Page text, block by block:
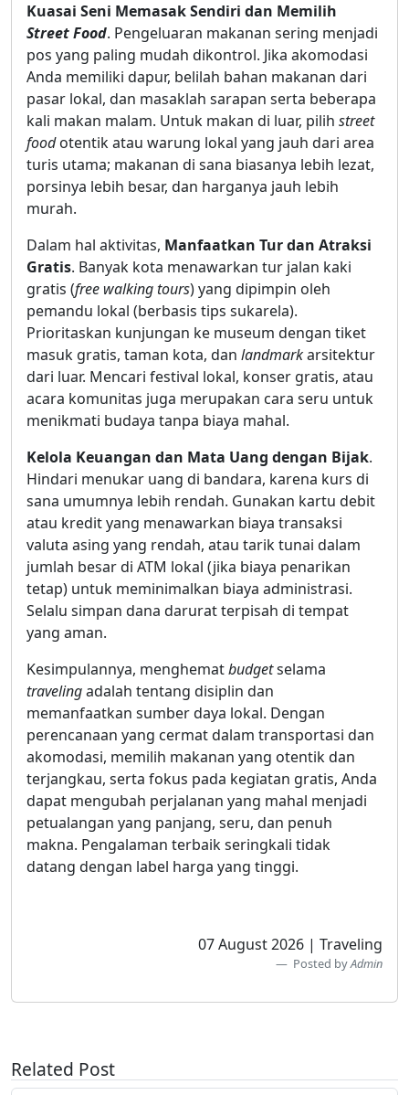
Kuasai Seni Memasak Sendiri dan Memilih
Street Food. Pengeluaran makanan sering menjadi
pos yang paling mudah dikontrol. Jika akomodasi
Anda memiliki dapur, belilah bahan makanan dari
pasar lokal, dan masaklah sarapan serta beberapa
kali makan malam. Untuk makan di luar, pilih street
foodotentik atau warung lokal yang jauh dari area
turis utama; makanan di sana biasanya lebih lezat,
porsinya lebih besar, dan harganya jauh lebih
murah.
Dalam hal aktivitas, Manfaatkan Tur dan Atraksi
Gratis. Banyak kota menawarkan tur jalan kaki
gratis (free walking tours) yang dipimpin oleh
pemandu lokal (berbasis tips sukarela).
Prioritaskan kunjungan ke museum dengan tiket
masuk gratis, taman kota, dan landmarkarsitektur
dari luar. Mencari festival lokal, konser gratis, atau
acara komunitas juga merupakan cara seru untuk
menikmati budaya tanpa biaya mahal.
Kelola Keuangan dan Mata Uang dengan Bijak.
Hindari menukar uang di bandara, karena kurs di
sana umumnya lebih rendah. Gunakan kartu debit
atau kredit yang menawarkan biaya transaksi
valuta asing yang rendah, atau tarik tunai dalam
jumlah besar di ATM lokal (jika biaya penarikan
tetap) untuk meminimalkan biaya administrasi.
Selalu simpan dana darurat terpisah di tempat
yang aman.
Kesimpulannya, menghematbudgetselama
travelingadalah tentang disiplin dan
memanfaatkan sumber daya lokal. Dengan
perencanaan yang cermat dalam transportasi dan
akomodasi, memilih makanan yang otentik dan
terjangkau, serta fokus pada kegiatan gratis, Anda
dapat mengubah perjalanan yang mahal menjadi
petualangan yang panjang, seru, dan penuh
makna. Pengalaman terbaik seringkali tidak
datang dengan label harga yang tinggi.
07 August 2026 | Traveling
Posted byAdmin
Related Post